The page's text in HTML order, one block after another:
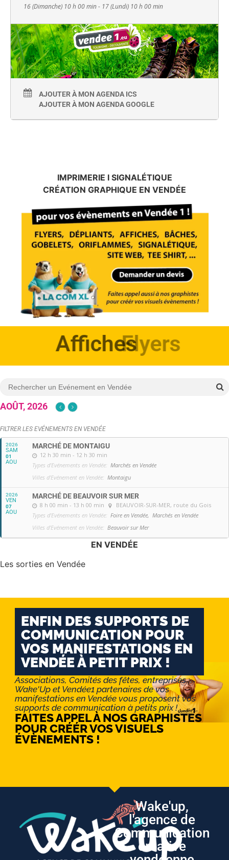
16 (Dimanche) 10 h 00 min - 17 (Lundi) 10 h 00 min
AJOUTER À MON AGENDA ICS
AJOUTER À MON AGENDA GOOGLE
IMPRIMERIE I SIGNALÉTIQUE
CRÉATION GRAPHIQUE EN VENDÉE
Affiches
AOÛT, 2026
FILTRER LES EVÉNEMENTS EN VENDÉE
2026
SAM
01
AOU
MARCHÉ DE MONTAIGU
12 h 30 min - 12 h 30 min
Types d'Evénements en Vendée: Marchés en Vendée
Villes d'Evénement en Vendée: Montaigu
2026
VEN
07
AOU
MARCHÉ DE BEAUVOIR SUR MER
8 h 00 min - 13 h 00 min BEAUVOIR-SUR-MER, route du Gois
Types d'Evénements en Vendée: Foire en Vendée, Marchés en Vendée
Villes d'Evénement en Vendée: Beauvoir sur Mer
EN VENDÉE
Les sorties en Vendée
ENFIN DES SUPPORTS DE
COMMUNICATION POUR
VOS MANIFESTATIONS EN
VENDÉE À PETIT PRIX !
Associations, Comités des fêtes, entreprises :
Wake'Up et Vendée1 partenaires de vos
manifestations en Vendée vous proposent vos
supports de communication à petits prix !
FAITES APPEL À NOS GRAPHISTES
POUR CRÉÉR VOS VISUELS
ÉVÈNEMENTS !
Wake'up,
l'agence de
Communication
créative